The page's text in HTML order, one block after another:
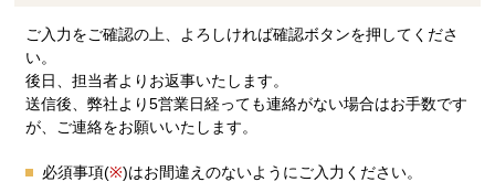
ご入力をご確認の上、よろしければ確認ボタンを押してくださ
い。
後日、担当者よりお返事いたします。
送信後、弊社より5営業日経っても連絡がない場合はお手数です
が、ご連絡をお願いいたします。
必須事項(※)はお間違えのないようにご入力ください。